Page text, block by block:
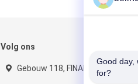
Volg ons
Gebouw 118, FINANCE
Good day,
for?